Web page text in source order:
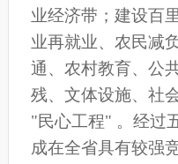
业经济带；建设百
业再就业、农民减
通、农村教育、公
残、文体设施、社
"民心工程" 。经过
成在全省具有较强